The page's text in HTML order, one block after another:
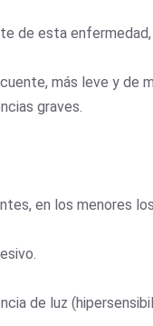
de esta
más leve y de
graves.
en los menores
de luz